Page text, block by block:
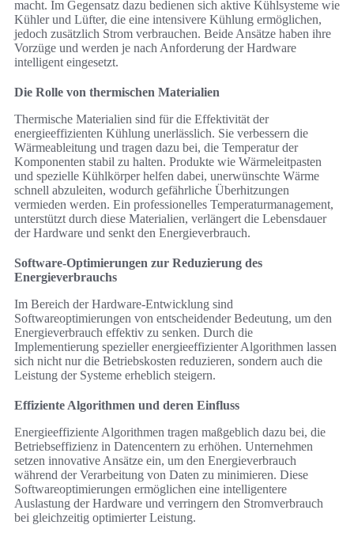
macht. Im Gegensatz dazu bedienen sich aktive Kühlsysteme wie
Kühler und Lüfter, die eine intensivere Kühlung ermöglichen,
jedoch zusätzlich Strom verbrauchen. Beide Ansätze haben ihre
Vorzüge und werden je nach Anforderung der Hardware
intelligent eingesetzt.
Die Rolle von thermischen Materialien
Thermische Materialien sind für die Effektivität der
energieeffizienten Kühlung unerlässlich. Sie verbessern die
Wärmeableitung und tragen dazu bei, die Temperatur der
Komponenten stabil zu halten. Produkte wie Wärmeleitpasten
und spezielle Kühlkörper helfen dabei, unerwünschte Wärme
schnell abzuleiten, wodurch gefährliche Überhitzungen
vermieden werden. Ein professionelles Temperaturmanagement,
unterstützt durch diese Materialien, verlängert die Lebensdauer
der Hardware und senkt den Energieverbrauch.
Software-Optimierungen zur Reduzierung des
Energieverbrauchs
Im Bereich der Hardware-Entwicklung sind
Softwareoptimierungen von entscheidender Bedeutung, um den
Energieverbrauch effektiv zu senken. Durch die
Implementierung spezieller energieeffizienter Algorithmen lassen
sich nicht nur die Betriebskosten reduzieren, sondern auch die
Leistung der Systeme erheblich steigern.
Effiziente Algorithmen und deren Einfluss
Energieeffiziente Algorithmen tragen maßgeblich dazu bei, die
Betriebseffizienz in Datencentern zu erhöhen. Unternehmen
setzen innovative Ansätze ein, um den Energieverbrauch
während der Verarbeitung von Daten zu minimieren. Diese
Softwareoptimierungen ermöglichen eine intelligentere
Auslastung der Hardware und verringern den Stromverbrauch
bei gleichzeitig optimierter Leistung.